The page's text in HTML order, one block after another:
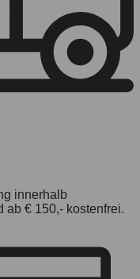
innerhalb
ab € 150,- kostenfrei.